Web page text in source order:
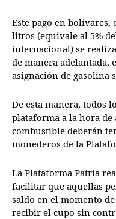
Este pago en bolívares,
litros (equivale al 5%
internacional) se
de manera adelantada,
asignación de gasolina
De esta manera, todos
plataforma a la hora de
combustible deberán
monederos de la
La Plataforma Patria
facilitar que aquellas
saldo en el momento
recibir el cupo sin